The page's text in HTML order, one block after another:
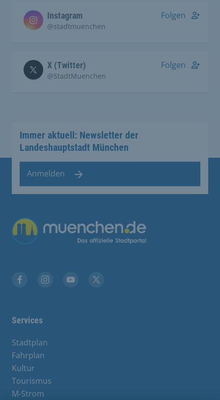
Instagram
@stadtmuenchen
Folgen
X (Twitter)
@StadtMuenchen
Folgen
Immer aktuell: Newsletter der
Landeshauptstadt München
Anmelden
Übergreifende Links
Services
Stadtplan
Fahrplan
Kultur
Tourismus
M-Strom